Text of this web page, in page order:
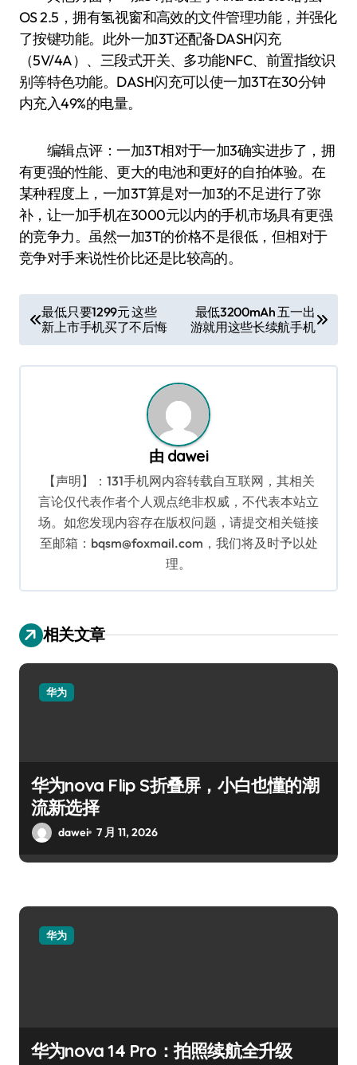
OS 2.5，拥有氢视窗和高效的文件管理功能，并强化
了按键功能。此外一加3T还配备DASH闪充
（5V/4A）、三段式开关、多功能NFC、前置指纹识
别等特色功能。DASH闪充可以使一加3T在30分钟
内充入49%的电量。
编辑点评：一加3T相对于一加3确实进步了，拥
有更强的性能、更大的电池和更好的自拍体验。在
某种程度上，一加3T算是对一加3的不足进行了弥
补，让一加手机在3000元以内的手机市场具有更强
的竞争力。虽然一加3T的价格不是很低，但相对于
竞争对手来说性价比还是比较高的。
章
导
最低只要1299元 这些
新上市手机买了不后悔
最低3200mAh 五一出
游就用这些长续航手机
由 dawei
【声明】：131手机网内容转载自互联网，其相关
言论仅代表作者个人观点绝非权威，不代表本站立
场。如您发现内容存在版权问题，请提交相关链接
至邮箱：bqsm@foxmail.com，我们将及时予以处
理。
相关文章
华为
华为nova Flip S折叠屏，小白也懂的潮
流新选择
dawei 7 月 11, 2026
华为
华为nova 14 Pro：拍照续航全升级